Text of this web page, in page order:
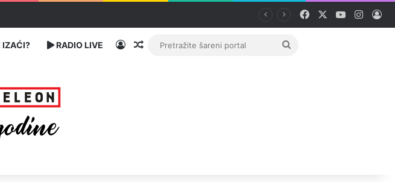
Srebrenica Facebook YouTube
IZAĆI? RADIO LIVE PrijavaRandom članak
Pretražite